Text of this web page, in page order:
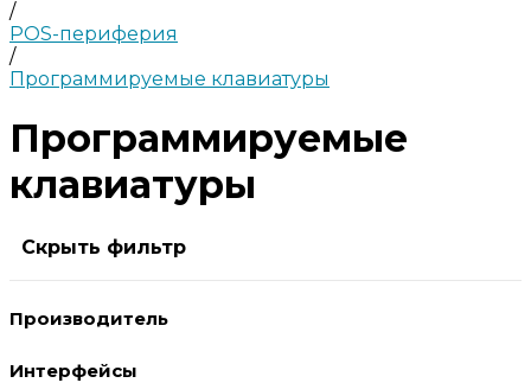
/
POS-периферия
/
Программируемые клавиатуры
Программируемые
клавиатуры
Скрыть фильтр
Производитель
Интерфейсы